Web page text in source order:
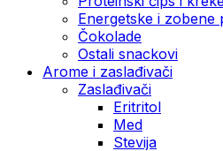
Energetske i zobene
Čokolade
Ostali snackovi
Arome i zaslađivači
Zaslađivači
Eritritol
Med
Stevija